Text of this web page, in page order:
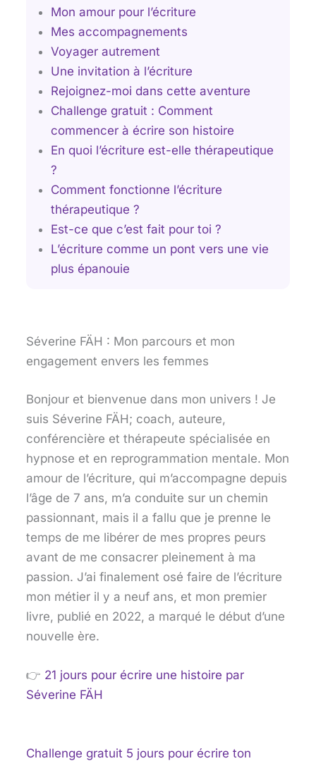
Mon amour pour l’écriture
Mes accompagnements
Voyager autrement
Une invitation à l’écriture
Rejoignez-moi dans cette aventure
Challenge gratuit : Comment
commencer à écrire son histoire
En quoi l’écriture est-elle thérapeutique
?
Comment fonctionne l’écriture
thérapeutique ?
Est-ce que c’est fait pour toi ?
L’écriture comme un pont vers une vie
plus épanouie
Séverine FÄH : Mon parcours et mon
engagement envers les femmes
Bonjour et bienvenue dans mon univers ! Je
suis Séverine FÄH; coach, auteure,
conférencière et thérapeute spécialisée en
hypnose et en reprogrammation mentale. Mon
amour de l’écriture, qui m’accompagne depuis
l’âge de 7 ans, m’a conduite sur un chemin
passionnant, mais il a fallu que je prenne le
temps de me libérer de mes propres peurs
avant de me consacrer pleinement à ma
passion. J’ai finalement osé faire de l’écriture
mon métier il y a neuf ans, et mon premier
livre, publié en 2022, a marqué le début d’une
nouvelle ère.
👉 21 jours pour écrire une histoire par
Séverine FÄH
Challenge gratuit 5 jours pour écrire ton